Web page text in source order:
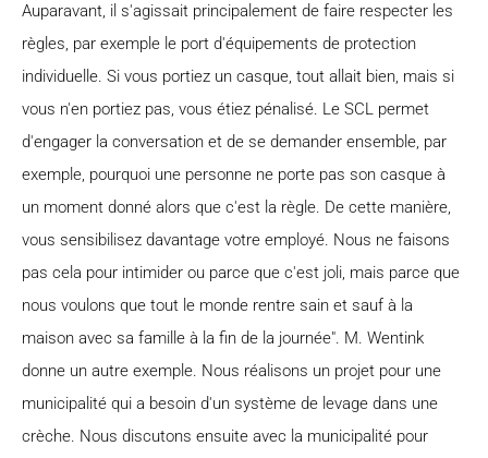
Auparavant, il s'agissait principalement de faire respecter les
règles, par exemple le port d'équipements de protection
individuelle. Si vous portiez un casque, tout allait bien, mais si
vous n'en portiez pas, vous étiez pénalisé. Le SCL permet
d'engager la conversation et de se demander ensemble, par
exemple, pourquoi une personne ne porte pas son casque à
un moment donné alors que c'est la règle. De cette manière,
vous sensibilisez davantage votre employé. Nous ne faisons
pas cela pour intimider ou parce que c'est joli, mais parce que
nous voulons que tout le monde rentre sain et sauf à la
maison avec sa famille à la fin de la journée". M. Wentink
donne un autre exemple. Nous réalisons un projet pour une
municipalité qui a besoin d'un système de levage dans une
crèche. Nous discutons ensuite avec la municipalité pour